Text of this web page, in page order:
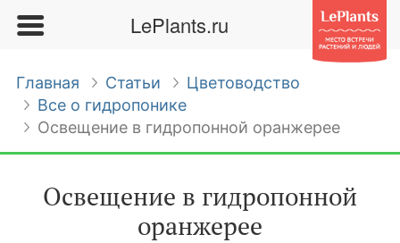
LePlants.ru
Главная Статьи
Цветоводство
Все о гидропонике
Освещение в гидропонной оранжерее
Освещение в гидропонной
оранжерее